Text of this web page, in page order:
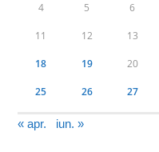
4 5 6
11 12 13
18 19 20
25 26 27
« apr. iun. »